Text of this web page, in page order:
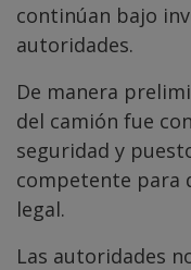
continúan bajo
autoridades.
De manera
del camión fue
seguridad y
competente para
legal.
Las autoridades